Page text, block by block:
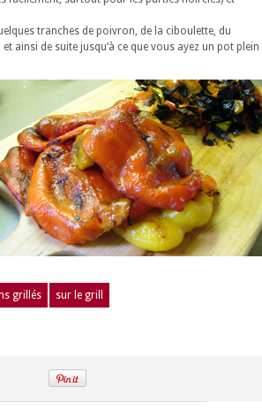
tranches de poivron, de la ciboulette, du
ainsi de suite jusqu’à ce que vous ayez un pot plein
grillés sur le grill